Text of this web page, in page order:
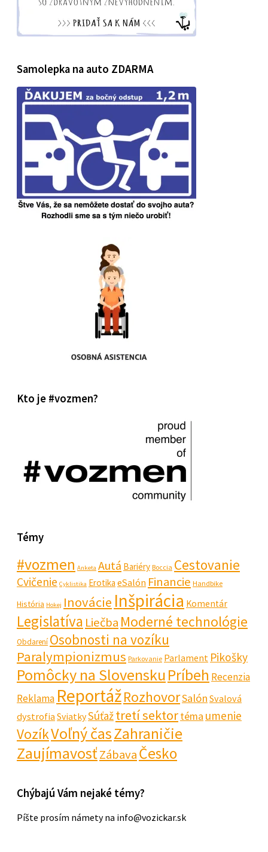
Samolepka na auto ZDARMA
Kto je #vozmen?
Témy
#vozmen Anketa Autá Bariéry Boccia Cestovanie
Cvičenie Cyklistika Erotika eSalón Financie Handbike
História Hokej Inovácie Inšpirácia Komentár
Legislatíva Liečba Moderné technológie
Obdarení Osobnosti na vozíku
Paralympionizmus Parkovanie Parlament Pikošky
Pomôcky na SlovenskuPríbeh Recenzia
Reklama ReportážRozhovorSalón Svalová
dystrofiaSviatkySúťažtretí sektortéma umenie
VozíkVoľný časZahraničie
ZaujímavosťZábavaČesko
Chýbajú Vám nejaké témy?
Píšte prosím námety na info@vozickar.sk